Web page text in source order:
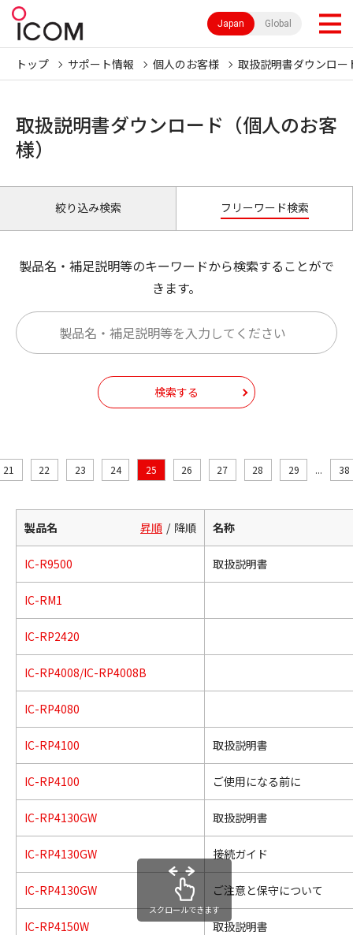
Japan Global
トップ サポート情報 個人のお客様 取扱説明書ダウンロー
取扱説明書ダウンロード（個人のお客
様）
絞り込み検索 フリーワード検索
製品名・補足説明等のキーワードから検索することがで
きます。
検索する
21 22 23 24 25 26 27 28 29 ... 38
製品名 昇順 降順 名称
IC-R9500 取扱説明書
IC-RM1
IC-RP2420
IC-RP4008/IC-RP4008B
IC-RP4080
IC-RP4100 取扱説明書
IC-RP4100 ご使用になる前に
IC-RP4130GW 取扱説明書
IC-RP4130GW 接続ガイド
IC-RP4130GW ご注意と保守について
IC-RP4150W 取扱説明書
スクロールできます